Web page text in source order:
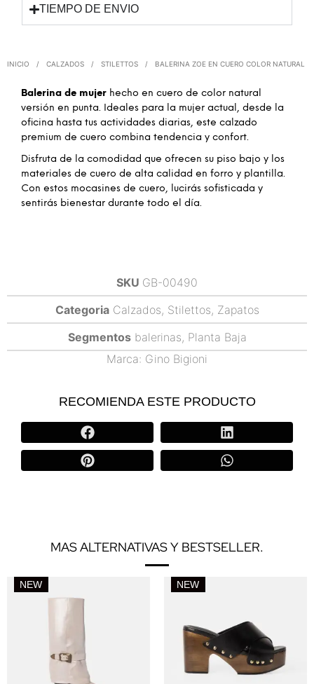
TIEMPO DE ENVIO
INICIO / CALZADOS / STILETTOS / BALERINA ZOE EN CUERO COLOR NATURAL
Balerina de mujer hecho en cuero de color natural
versión en punta. Ideales para la mujer actual, desde la
oficina hasta tus actividades diarias, este calzado
premium de cuero combina tendencia y confort.
Disfruta de la comodidad que ofrecen su piso bajo y los
materiales de cuero de alta calidad en forro y plantilla.
Con estos mocasines de cuero, lucirás sofisticada y
sentirás bienestar durante todo el día.
SKU GB-00490
Categoria Calzados, Stilettos, Zapatos
Segmentos balerinas, Planta Baja
Marca: Gino Bigioni
RECOMIENDA ESTE PRODUCTO
MAS ALTERNATIVAS Y BESTSELLER.
NEW NEW